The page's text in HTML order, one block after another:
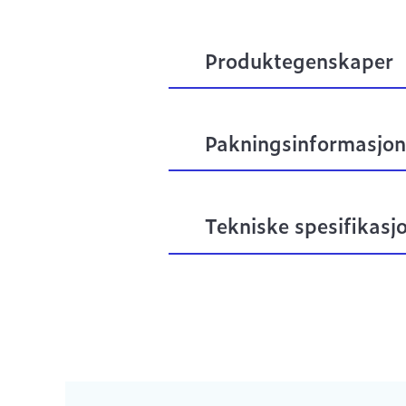
Produktegenskaper
Pakningsinformasjon
Tekniske